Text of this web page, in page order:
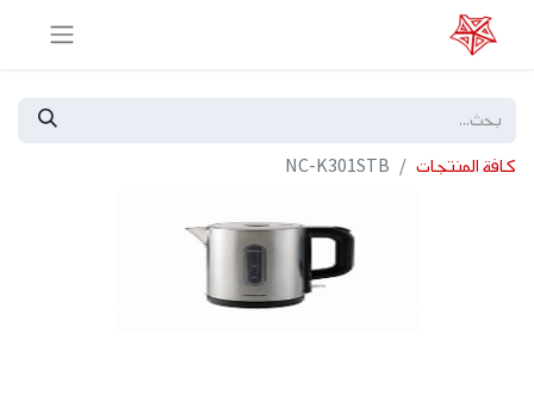
كافة المنتجات NC-K301STB